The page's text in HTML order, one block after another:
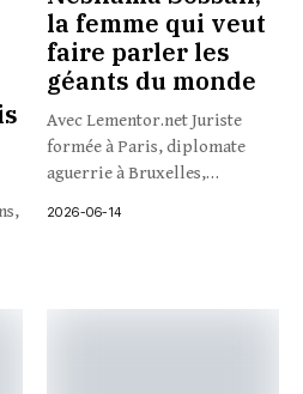
la femme qui veut
faire parler les
géants du monde
Avec Lementor.net Juriste
formée à Paris, diplomate
aguerrie à Bruxelles,
2026-06-14